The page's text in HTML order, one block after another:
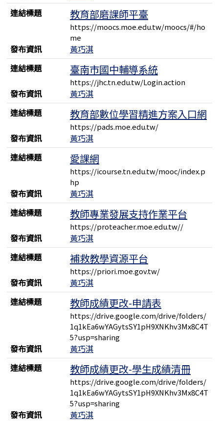
連結標題
教育部磨課師平臺
https://moocs.moe.edu.tw/moocs/#/ho
me
發布資訊
黃巧淇
連結標題
臺南市國中輔導系統
https://jhc.tn.edu.tw/Login.action
發布資訊
黃巧淇
連結標題
教育部數位學習精進方案入口網
https://pads.moe.edu.tw/
發布資訊
黃巧淇
連結標題
愛課網
https://icourse.tn.edu.tw/mooc/index.p
hp
發布資訊
黃巧淇
連結標題
教師專業發展支持作業平台
https://proteacher.moe.edu.tw//
發布資訊
黃巧淇
連結標題
補救教學資源平台
https://priori.moe.gov.tw/
發布資訊
黃巧淇
連結標題
教師成績更改-申請表
https://drive.google.com/drive/folders/
1q1kEa6wYAGytsSY1pH9XNKhv3Mx8C4T
5?usp=sharing
發布資訊
黃巧淇
連結標題
教師成績更改-學生成績清冊
https://drive.google.com/drive/folders/
1q1kEa6wYAGytsSY1pH9XNKhv3Mx8C4T
5?usp=sharing
發布資訊 黃巧淇